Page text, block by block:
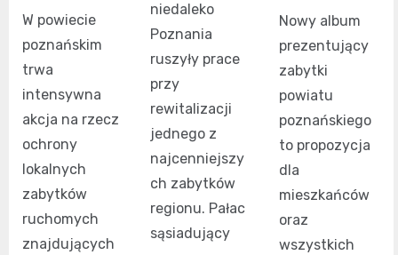
W powiecie
poznańskim
trwa
intensywna
akcja na rzecz
ochrony
lokalnych
zabytków
ruchomych
znajdujących
niedaleko
Poznania
ruszyły prace
przy
rewitalizacji
jednego z
najcenniejszy
ch zabytków
regionu. Pałac
sąsiadujący
Nowy album
prezentujący
zabytki
powiatu
poznańskiego
to propozycja
dla
mieszkańców
oraz
wszystkich